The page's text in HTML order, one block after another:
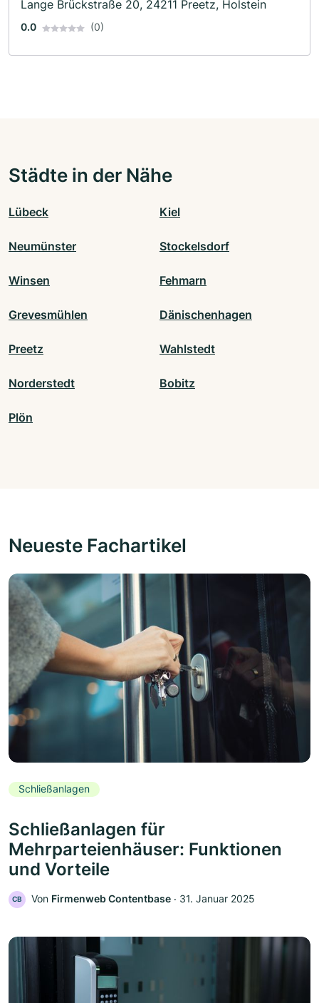
Lange Brückstraße 20, 24211 Preetz, Holstein
0.0 (0)
Städte in der Nähe
Lübeck Kiel
Neumünster Stockelsdorf
Winsen Fehmarn
Grevesmühlen Dänischenhagen
Preetz Wahlstedt
Norderstedt Bobitz
Plön
Neueste Fachartikel
Schließanlagen
Schließanlagen für
Mehrparteienhäuser: Funktionen
und Vorteile
CB Von Firmenweb Contentbase ‧ 31. Januar 2025